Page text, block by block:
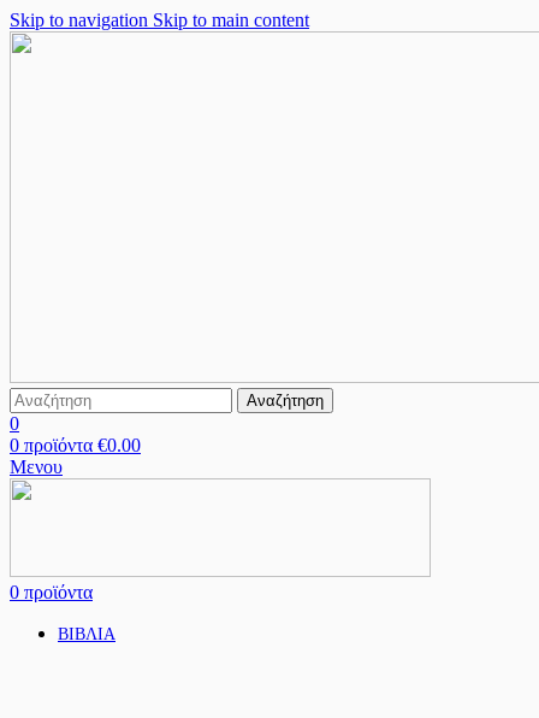
Skip to navigation Skip to main content
Αναζήτηση
0
0 προϊόντα €0.00
Μενου
0 προϊόντα
ΒΙΒΛΙΑ